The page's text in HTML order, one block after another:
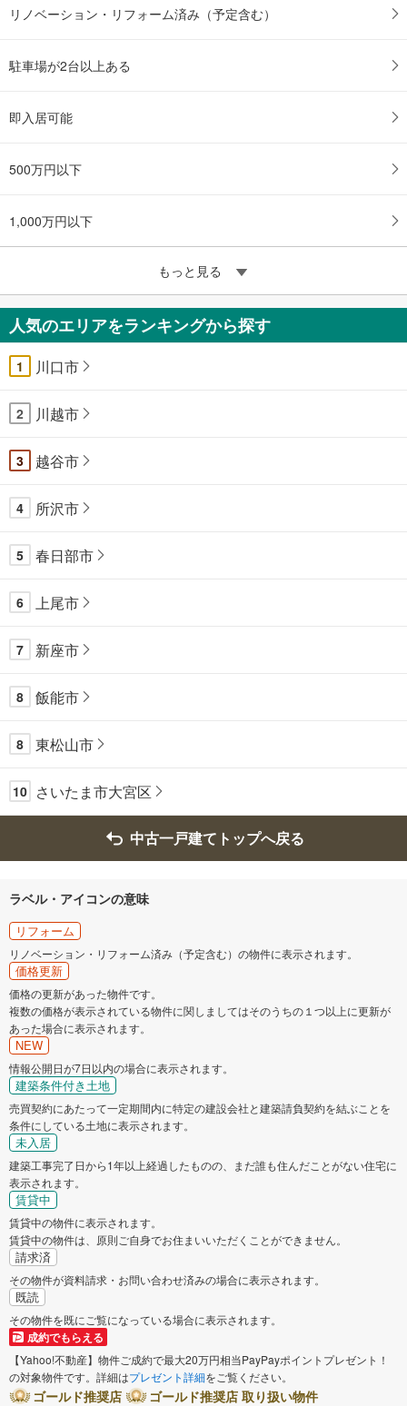
リノベーション・リフォーム済み（予定含む）
駐車場が2台以上ある
即入居可能
500万円以下
1,000万円以下
もっと見る
人気のエリアをランキングから探す
1 川口市
2 川越市
3 越谷市
4 所沢市
5 春日部市
6 上尾市
7 新座市
8 飯能市
8 東松山市
10 さいたま市大宮区
中古一戸建てトップへ戻る
ラベル・アイコンの意味
リフォーム
リノベーション・リフォーム済み（予定含む）の物件に表示されます。
価格更新
価格の更新があった物件です。
複数の価格が表示されている物件に関しましてはそのうちの１つ以上に更新が
あった場合に表示されます。
NEW
情報公開日が7日以内の場合に表示されます。
建築条件付き土地
売買契約にあたって一定期間内に特定の建設会社と建築請負契約を結ぶことを
条件にしている土地に表示されます。
未入居
建築工事完了日から1年以上経過したものの、まだ誰も住んだことがない住宅に
表示されます。
賃貸中
賃貸中の物件に表示されます。
賃貸中の物件は、原則ご自身でお住まいいただくことができません。
請求済
その物件が資料請求・お問い合わせ済みの場合に表示されます。
既読
その物件を既にご覧になっている場合に表示されます。
成約でもらえる
【Yahoo!不動産】物件ご成約で最大20万円相当PayPayポイントプレゼント！
の対象物件です。詳細はプレゼント詳細をご覧ください。
ゴールド推奨店
ゴールド推奨店 取り扱い物件